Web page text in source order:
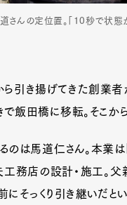
さんの定位置。「10秒で状態
引き揚げてきた創業者
で飯田橋に移転。そこか
のは馬道仁さん。本業
務店の設計・施工。
にそっくり引き継いだとい